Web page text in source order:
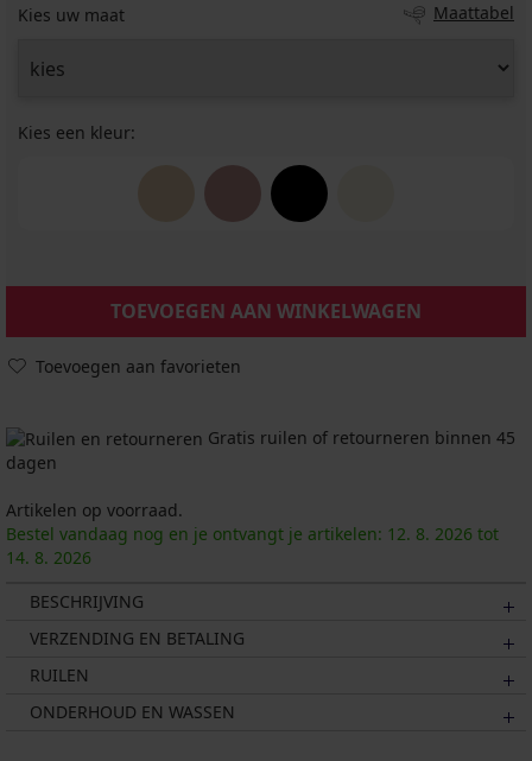
Kies uw maat Maattabel
Kies een kleur:
TOEVOEGEN AAN WINKELWAGEN
Toevoegen aan favorieten
Gratis ruilen of retourneren binnen 45
dagen
Artikelen op voorraad.
Bestel vandaag nog en je ontvangt je artikelen: 12. 8. 2026 tot
14. 8. 2026
BESCHRIJVING
VERZENDING EN BETALING
RUILEN
ONDERHOUD EN WASSEN